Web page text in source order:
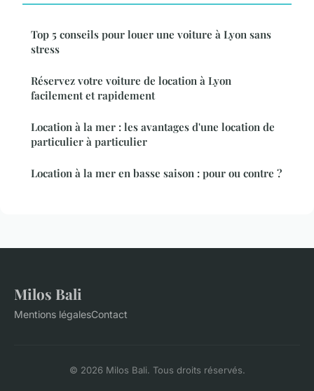
Top 5 conseils pour louer une voiture à Lyon sans
stress
Réservez votre voiture de location à Lyon
facilement et rapidement
Location à la mer : les avantages d'une location de
particulier à particulier
Location à la mer en basse saison : pour ou contre ?
Milos Bali
Mentions légalesContact
© 2026 Milos Bali. Tous droits réservés.